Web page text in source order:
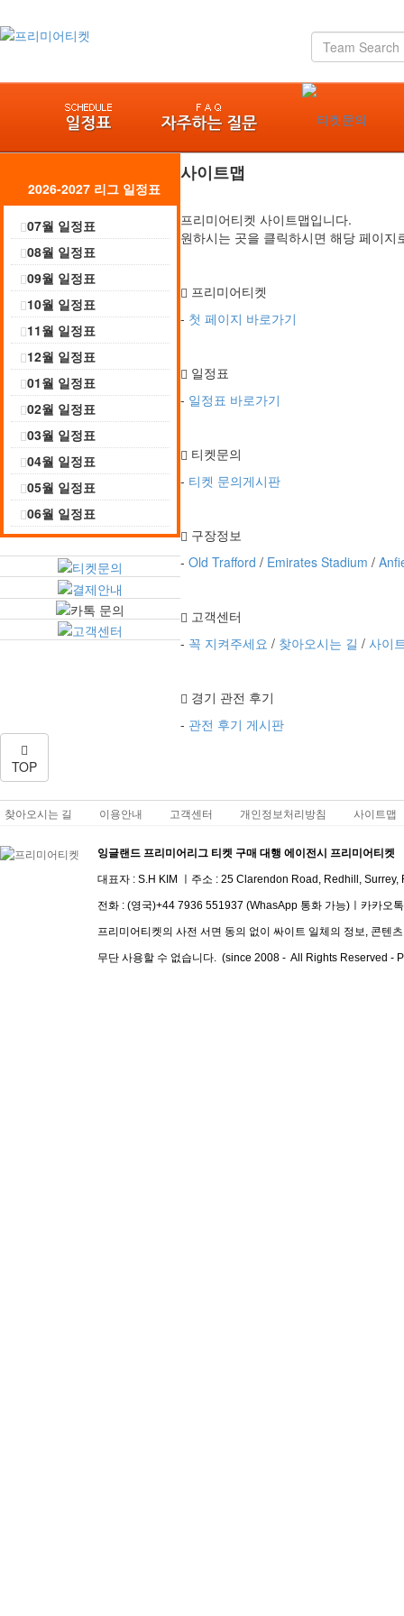
2026-2027 리그 일정표
07월 일정표
08월 일정표
09월 일정표
10월 일정표
11월 일정표
12월 일정표
01월 일정표
02월 일정표
03월 일정표
04월 일정표
05월 일정표
06월 일정표
사이트맵
프리미어티켓 사이트맵입니다.
원하시는 곳을 클릭하시면 해당 페이지
프리미어티켓
- 첫 페이지 바로가기
일정표
- 일정표 바로가기
티켓문의
- 티켓 문의게시판
구장정보
- Old Trafford / Emirates Stadium /
고객센터
- 꼭 지켜주세요 / 찾아오시는 길 / 사이
경기 관전 후기
- 관전 후기 게시판
TOP
찾아오시는 길 이용안내 고객센터 개인정보처리방침 사이트맵
잉글랜드 프리미어리그 티켓 구매 대행 에이전시 프리미어티켓
대표자 : S.H KIM ㅣ주소 : 25 Clarendon Road, Redhill, Surrey,
전화 : (영국)+44 7936 551937 (WhasApp 통화 가능) 카카오
프리미어티켓의 사전 서면 동의 없이 싸이트 일체의 정보, 콘텐
무단 사용할 수 없습니다. (since 2008 - All Rights Reserved -